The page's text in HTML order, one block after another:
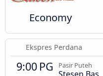
Economy
Ekspres Perdana
9:00 PG Pasir Puteh